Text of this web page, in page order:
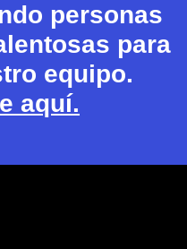
personas
para
equipo.
aquí.